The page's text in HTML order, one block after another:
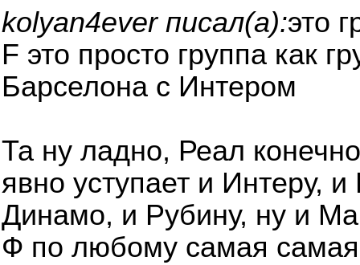
kolyan4ever писал(а):это
F это просто группа как
Барселона с Интером
Та ну ладно, Реал
явно уступает и Интеру,
Динамо, и Рубину, ну и
Ф по любому самая